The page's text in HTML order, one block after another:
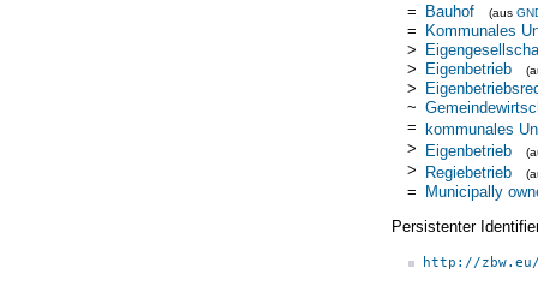
= Bauhof (aus
= Kommunales
>
> Eigenbetrieb
>
~
= kommunales
> Eigenbetrieb
> Regiebetrieb
= Municipally
Persistenter
http://